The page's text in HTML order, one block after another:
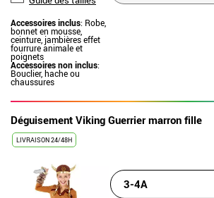
Accessoires inclus: Robe,
bonnet en mousse,
ceinture, jambières effet
fourrure animale et
poignets
Accessoires non inclus:
Bouclier, hache ou
chaussures
Déguisement Viking Guerrier marron fille
LIVRAISON 24/48H
3-4A